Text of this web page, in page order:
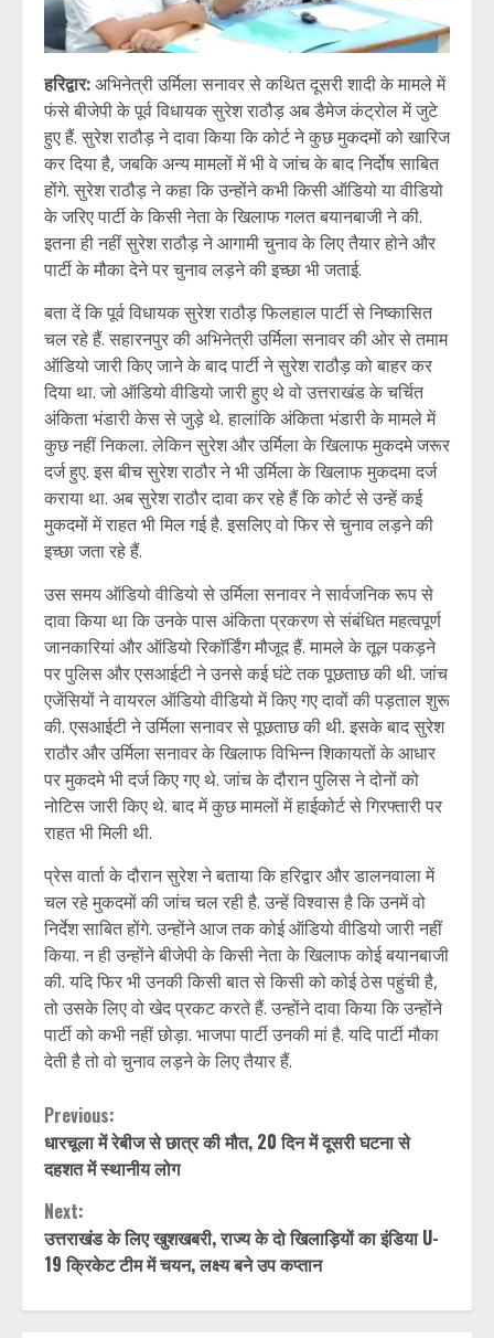
हरिद्वार:अभिनेत्री उर्मिला सनावर से कथित दूसरी शादी के मामले में
फंसे बीजेपी के पूर्व विधायक सुरेश राठौड़ अब डैमेज कंट्रोल में जुटे
हुए हैं. सुरेश राठौड़ ने दावा किया कि कोर्ट ने कुछ मुकदमों को खारिज
कर दिया है, जबकि अन्य मामलों में भी वे जांच के बाद निर्दोष साबित
होंगे. सुरेश राठौड़ ने कहा कि उन्होंने कभी किसी ऑडियो या वीडियो
के जरिए पार्टी के किसी नेता के खिलाफ गलत बयानबाजी ने की.
इतना ही नहीं सुरेश राठौड़ ने आगामी चुनाव के लिए तैयार होने और
पार्टी के मौका देने पर चुनाव लड़ने की इच्छा भी जताई.
बता दें कि पूर्व विधायक सुरेश राठौड़ फिलहाल पार्टी से निष्कासित
चल रहे हैं. सहारनपुर की अभिनेत्री उर्मिला सनावर की ओर से तमाम
ऑडियो जारी किए जाने के बाद पार्टी ने सुरेश राठौड़ को बाहर कर
दिया था. जो ऑडियो वीडियो जारी हुए थे वो उत्तराखंड के चर्चित
अंकिता भंडारी केस से जुड़े थे. हालांकि अंकिता भंडारी के मामले में
कुछ नहीं निकला. लेकिन सुरेश और उर्मिला के खिलाफ मुकदमे जरूर
दर्ज हुए. इस बीच सुरेश राठौर ने भी उर्मिला के खिलाफ मुकदमा दर्ज
कराया था. अब सुरेश राठौर दावा कर रहे हैं कि कोर्ट से उन्हें कई
मुकदमों में राहत भी मिल गई है. इसलिए वो फिर से चुनाव लड़ने की
इच्छा जता रहे हैं.
उस समय ऑडियो वीडियो से उर्मिला सनावर ने सार्वजनिक रूप से
दावा किया था कि उनके पास अंकिता प्रकरण से संबंधित महत्वपूर्ण
जानकारियां और ऑडियो रिकॉर्डिंग मौजूद हैं. मामले के तूल पकड़ने
पर पुलिस और एसआईटी ने उनसे कई घंटे तक पूछताछ की थी. जांच
एजेंसियों ने वायरल ऑडियो वीडियो में किए गए दावों की पड़ताल शुरू
की. एसआईटी ने उर्मिला सनावर से पूछताछ की थी. इसके बाद सुरेश
राठौर और उर्मिला सनावर के खिलाफ विभिन्न शिकायतों के आधार
पर मुकदमे भी दर्ज किए गए थे. जांच के दौरान पुलिस ने दोनों को
नोटिस जारी किए थे. बाद में कुछ मामलों में हाईकोर्ट से गिरफ्तारी पर
राहत भी मिली थी.
प्रेस वार्ता के दौरान सुरेश ने बताया कि हरिद्वार और डालनवाला में
चल रहे मुकदमों की जांच चल रही है. उन्हें विश्वास है कि उनमें वो
निर्देश साबित होंगे. उन्होंने आज तक कोई ऑडियो वीडियो जारी नहीं
किया. न ही उन्होंने बीजेपी के किसी नेता के खिलाफ कोई बयानबाजी
की. यदि फिर भी उनकी किसी बात से किसी को कोई ठेस पहुंची है,
तो उसके लिए वो खेद प्रकट करते हैं. उन्होंने दावा किया कि उन्होंने
पार्टी को कभी नहीं छोड़ा. भाजपा पार्टी उनकी मां है. यदि पार्टी मौका
देती है तो वो चुनाव लड़ने के लिए तैयार हैं.
Continue
Reading
Previous:
धारचूला में रेबीज से छात्र की मौत, 20 दिन में दूसरी घटना से
दहशत में स्थानीय लोग
Next:
उत्तराखंड के लिए खुशखबरी, राज्य के दो खिलाड़ियों का इंडिया U-
19 क्रिकेट टीम में चयन, लक्ष्य बने उप कप्तान